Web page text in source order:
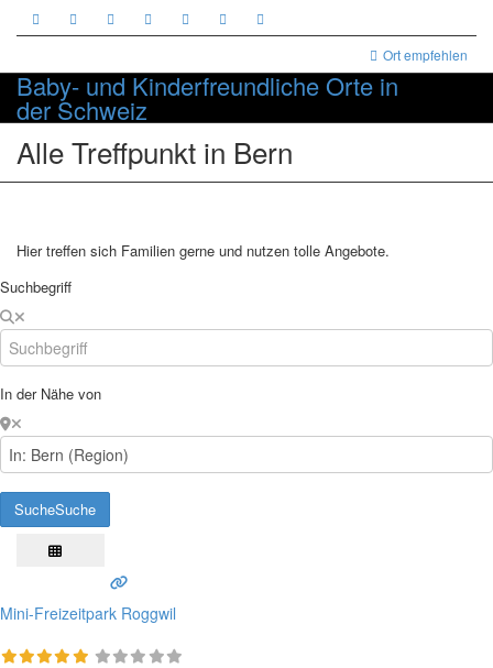
Ort empfehlen
Baby- und Kinderfreundliche Orte in
der Schweiz
Alle Treffpunkt in Bern
Hier treffen sich Familien gerne und nutzen tolle Angebote.
Suchbegriff
In der Nähe von
SucheSuche
Mini-Freizeitpark Roggwil